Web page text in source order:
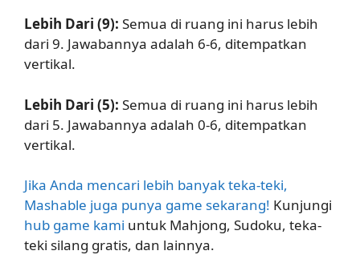
Lebih Dari (9): Semua di ruang ini harus lebih
dari 9. Jawabannya adalah 6-6, ditempatkan
vertikal.
Lebih Dari (5): Semua di ruang ini harus lebih
dari 5. Jawabannya adalah 0-6, ditempatkan
vertikal.
Jika Anda mencari lebih banyak teka-teki,
Mashable juga punya game sekarang! Kunjungi
hub game kami untuk Mahjong, Sudoku, teka-
teki silang gratis, dan lainnya.